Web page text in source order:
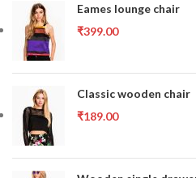
Eames lounge chair
₹399.00
Classic wooden chair
₹189.00